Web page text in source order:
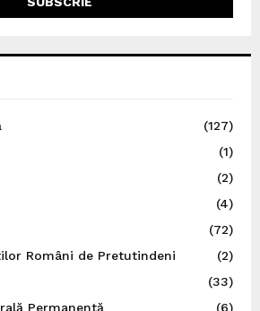
(127)
(1)
(2)
(4)
(72)
Români de Pretutindeni
(2)
(33)
Permanentă
(6)